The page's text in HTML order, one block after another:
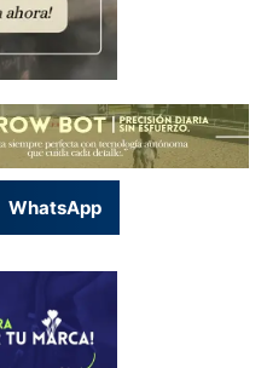
WhatsApp